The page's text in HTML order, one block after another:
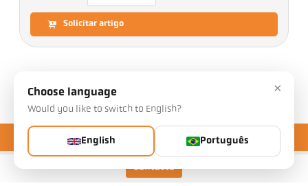
Contacto
Solicitar artigo
Downloads ×
Choose language
Would you like to switch to English?
English Português